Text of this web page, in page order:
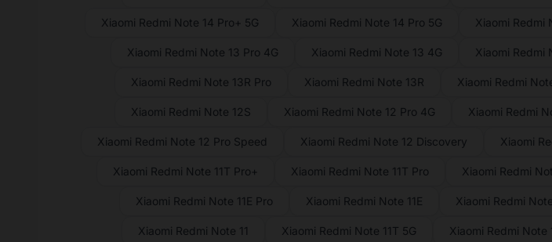
Xiaomi Redmi Note 14 Pro+ 5G Xiaomi Redmi Note 14 Pro 5G Xiaomi Redmi
Xiaomi Redmi Note 13 Pro 4G Xiaomi Redmi Note 13 4G Xiaomi Redmi
Xiaomi Redmi Note 13R Pro Xiaomi Redmi Note 13R Xiaomi Redmi
Xiaomi Redmi Note 12S Xiaomi Redmi Note 12 Pro 4G Xiaomi Redmi
Xiaomi Redmi Note 12 Pro Speed Xiaomi Redmi Note 12 Discovery Xiaomi
Xiaomi Redmi Note 11T Pro+ Xiaomi Redmi Note 11T Pro Xiaomi Redmi
Xiaomi Redmi Note 11E Pro Xiaomi Redmi Note 11E Xiaomi Redmi
Xiaomi Redmi Note 11 Xiaomi Redmi Note 11T 5G Xiaomi Redmi Note